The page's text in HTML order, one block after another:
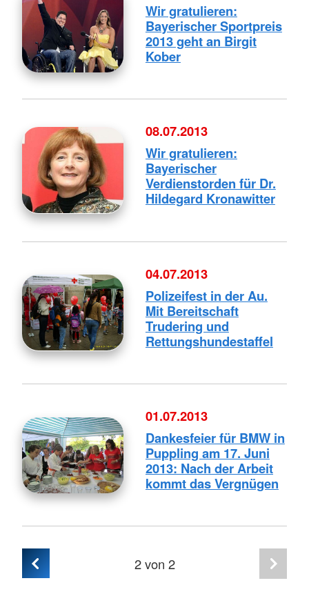
Wir gratulieren:
Bayerischer Sportpreis
2013 geht an Birgit
Kober
08.07.2013
Wir gratulieren:
Bayerischer
Verdienstorden für Dr.
Hildegard Kronawitter
04.07.2013
Polizeifest in der Au.
Mit Bereitschaft
Trudering und
Rettungshundestaffel
01.07.2013
Dankesfeier für BMW in
Puppling am 17. Juni
2013: Nach der Arbeit
kommt das Vergnügen
2von 2